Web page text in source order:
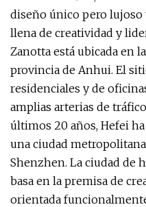
diseño único pero lujoso
llena de creatividad y
Zanotta está ubicada en
provincia de Anhui. El
residenciales y de
amplias arterias de
últimos 20 años, Hefei
una ciudad
Shenzhen. La ciudad de
basa en la premisa de
orientada